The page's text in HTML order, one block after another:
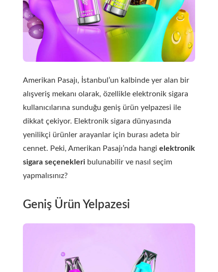
Amerikan Pasajı, İstanbul’un kalbinde yer alan bir
alışveriş mekanı olarak, özellikle elektronik sigara
kullanıcılarına sunduğu geniş ürün yelpazesi ile
dikkat çekiyor. Elektronik sigara dünyasında
yenilikçi ürünler arayanlar için burası adeta bir
cennet. Peki, Amerikan Pasajı’nda hangi elektronik
sigara seçenekleri bulunabilir ve nasıl seçim
yapmalısınız?
Geniş Ürün Yelpazesi